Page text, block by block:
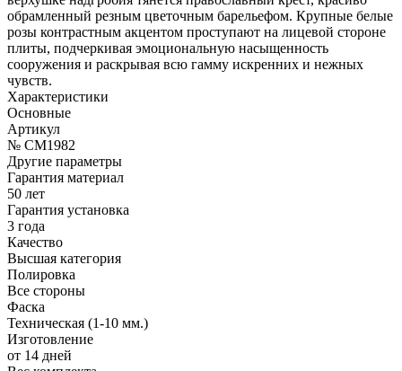
обрамленный резным цветочным барельефом. Крупные белые
розы контрастным акцентом проступают на лицевой стороне
плиты, подчеркивая эмоциональную насыщенность
сооружения и раскрывая всю гамму искренних и нежных
чувств.
Характеристики
Основные
Артикул
№ CM1982
Другие параметры
Гарантия материал
50 лет
Гарантия установка
3 года
Качество
Высшая категория
Полировка
Все стороны
Фаска
Техническая (1-10 мм.)
Изготовление
от 14 дней